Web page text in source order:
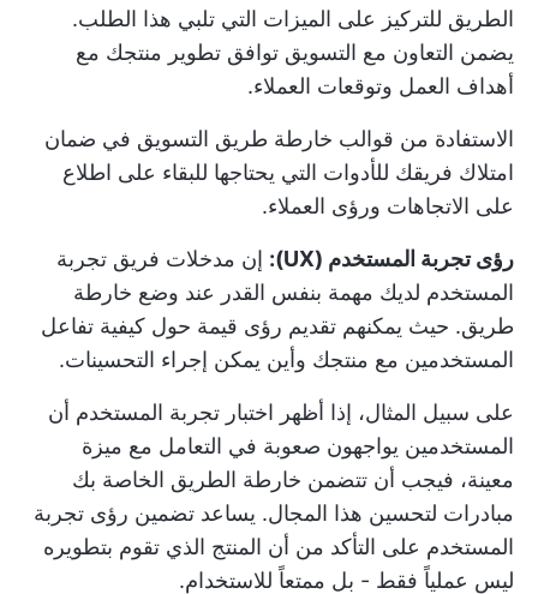
الطريق للتركيز على الميزات التي تلبي هذا الطلب.
يضمن التعاون مع التسويق توافق تطوير منتجك مع
أهداف العمل وتوقعات العملاء.
الاستفادة من قوالب خارطة طريق التسويق في ضمان
امتلاك فريقك للأدوات التي يحتاجها للبقاء على اطلاع
على الاتجاهات ورؤى العملاء.
رؤى تجربة المستخدم (UX):
إن مدخلات فريق تجربة
المستخدم لديك مهمة بنفس القدر عند وضع خارطة
طريق. حيث يمكنهم تقديم رؤى قيمة حول كيفية تفاعل
المستخدمين مع منتجك وأين يمكن إجراء التحسينات.
على سبيل المثال، إذا أظهر اختبار تجربة المستخدم أن
المستخدمين يواجهون صعوبة في التعامل مع ميزة
معينة، فيجب أن تتضمن خارطة الطريق الخاصة بك
مبادرات لتحسين هذا المجال. يساعد تضمين رؤى تجربة
المستخدم على التأكد من أن المنتج الذي تقوم بتطويره
ليس عملياً فقط - بل ممتعاً للاستخدام.